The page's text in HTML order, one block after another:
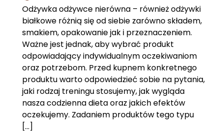
Odżywka odżywce nierówna – również odżywki
białkowe różnią się od siebie zarówno składem,
smakiem, opakowanie jak i przeznaczeniem.
Ważne jest jednak, aby wybrać produkt
odpowiadający indywidualnym oczekiwaniom
oraz potrzebom. Przed kupnem konkretnego
produktu warto odpowiedzieć sobie na pytania,
jaki rodzaj treningu stosujemy, jak wygląda
nasza codzienna dieta oraz jakich efektów
oczekujemy. Zadaniem produktów tego typu
[…]